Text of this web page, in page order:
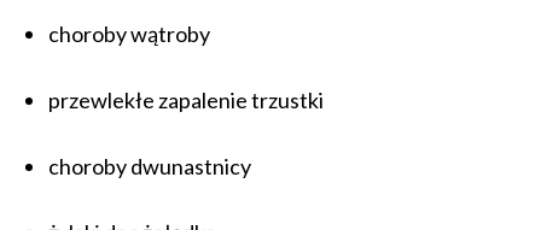
choroby wątroby
przewlekłe zapalenie trzustki
choroby dwunastnicy